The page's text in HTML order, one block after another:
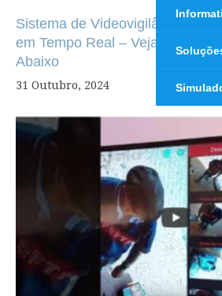
Sistema de Videovigilância
em Tempo Real – Veja o Vídeo
Abaixo
31 Outubro, 2024